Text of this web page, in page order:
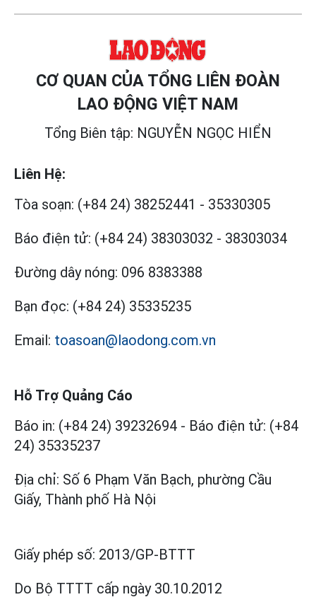
CƠ QUAN CỦA TỔNG LIÊN ĐOÀN
LAO ĐỘNG VIỆT NAM
Tổng Biên tập: NGUYỄN NGỌC HIỂN
Liên Hệ:
Tòa soạn: (+84 24) 38252441 - 35330305
Báo điện tử: (+84 24) 38303032 - 38303034
Đường dây nóng: 096 8383388
Bạn đọc: (+84 24) 35335235
Email: toasoan@laodong.com.vn
Hỗ Trợ Quảng Cáo
Báo in: (+84 24) 39232694 - Báo điện tử: (+84
24) 35335237
Địa chỉ: Số 6 Phạm Văn Bạch, phường Cầu
Giấy, Thành phố Hà Nội
Giấy phép số: 2013/GP-BTTT
Do Bộ TTTT cấp ngày 30.10.2012